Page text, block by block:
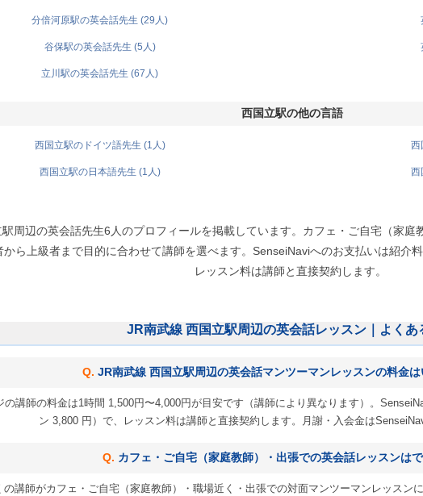
分倍河原駅の英会話先生 (29人)
谷保駅の英会話先生 (5人)
立川駅の英会話先生 (67人)
西国立駅の他の言語
西国立駅のドイツ語先生 (1人) 西
西国立駅の日本語先生 (1人) 西
周辺の英会話先生6人のプロフィールを掲載しています。カフェ・ご自宅（家
から上級者まで目的に合わせて講師を選べます。SenseiNaviへのお支払いは紹介
レッスン料は講師と直接契約します。
JR南武線 西国立駅周辺の英会話レッスン｜よくあ
JR南武線 西国立駅周辺の英会話マンツーマンレッスンの料金は
の講師の料金は1時間 1,500円〜4,000円が目安です（講師により異なります）。
ン 3,800 円）で、レッスン料は講師と直接契約します。月謝・入会金は
カフェ・ご自宅（家庭教師）・出張での英会話レッスンは
の講師がカフェ・ご自宅（家庭教師）・職場近く・出張での対面マンツーマンレッスン